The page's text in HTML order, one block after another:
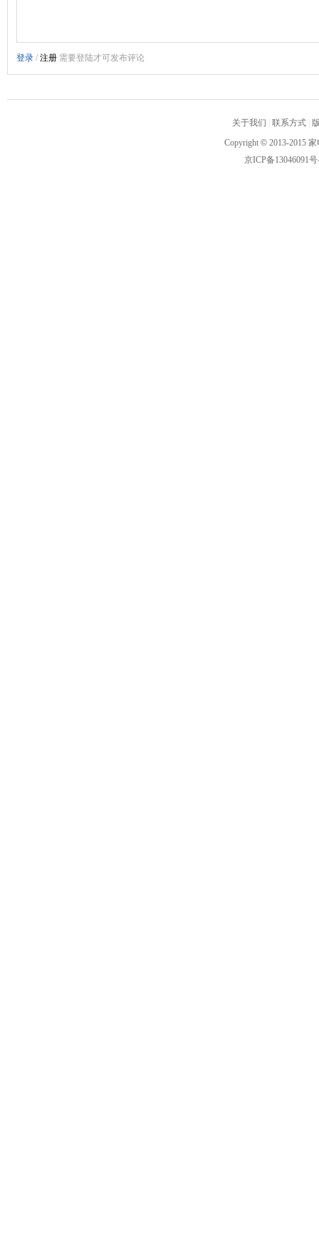
关于我们 联系方式
Copyright © 2013-2015
京ICP备13046091号